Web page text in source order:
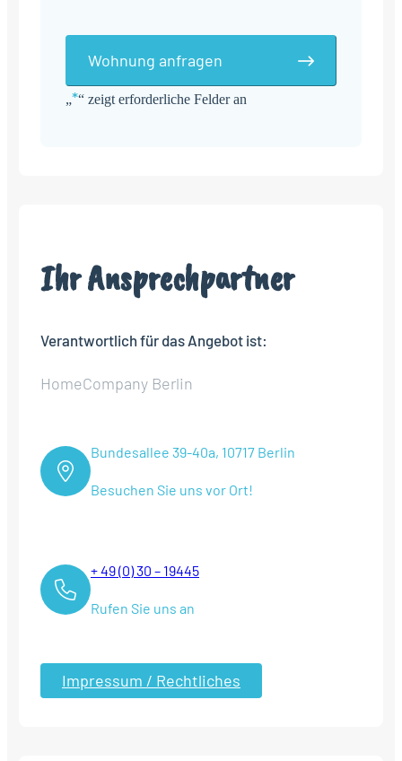
„*“ zeigt erforderliche Felder an
Wohnung anfragen
Ihr Ansprechpartner
Verantwortlich für das Angebot ist:
HomeCompany Berlin
Bundesallee 39-40a, 10717 Berlin
Besuchen Sie uns vor Ort!
+ 49 (0) 30 – 19445
Rufen Sie uns an
Impressum / Rechtliches